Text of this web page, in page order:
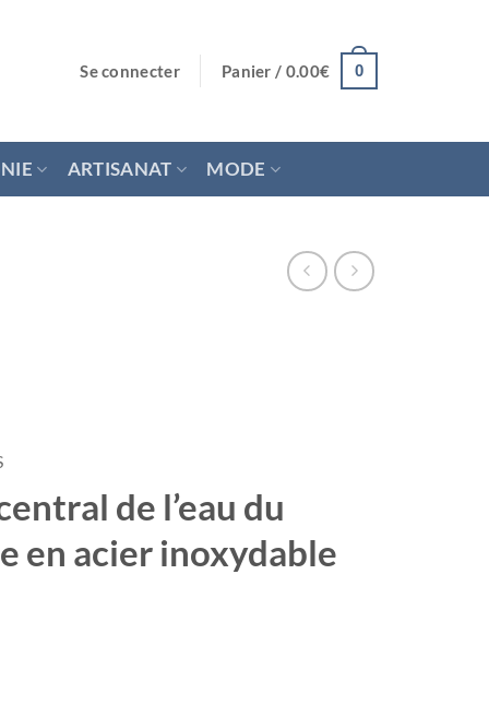
Se connecter Panier / 0.00€ 0
ARTISANAT MODE
de l’eau du
en acier inoxydable